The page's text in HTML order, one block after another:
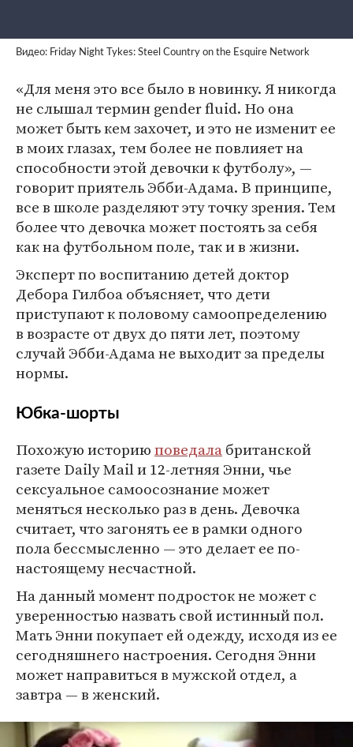
Видео: Friday Night Tykes: Steel Country on the Esquire Network
«Для меня это все было в новинку. Я никогда
не слышал термин gender fluid. Но она
может быть кем захочет, и это не изменит ее
в моих глазах, тем более не повлияет на
способности этой девочки к футболу», —
говорит приятель Эбби-Адама. В принципе,
все в школе разделяют эту точку зрения. Тем
более что девочка может постоять за себя
как на футбольном поле, так и в жизни.
Эксперт по воспитанию детей доктор
Дебора Гилбоа объясняет, что дети
приступают к половому самоопределению
в возрасте от двух до пяти лет, поэтому
случай Эбби-Адама не выходит за пределы
нормы.
Юбка-шорты
Похожую историюповедалабританской
газете Daily Mail и 12-летняя Энни, чье
сексуальное самоосознание может
меняться несколько раз в день. Девочка
считает, что загонять ее в рамки одного
пола бессмысленно — это делает ее по-
настоящему несчастной.
На данный момент подросток не может с
уверенностью назвать свой истинный пол.
Мать Энни покупает ей одежду, исходя из ее
сегодняшнего настроения. Сегодня Энни
может направиться в мужской отдел, а
завтра — в женский.